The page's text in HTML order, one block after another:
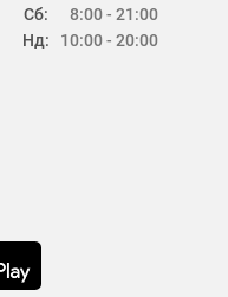
Сб:
Нд:
8:00 - 21:00
10:00 - 20:00